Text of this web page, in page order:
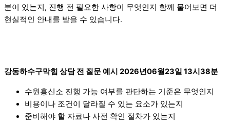
분이 있는지, 진행 전 필요한 사항이 무엇인지 함께 물어보면 더
현실적인 안내를 받을 수 있습니다.
강동하수구막힘 상담 전 질문 예시 2026년06월23일 13시38분
수원흥신소 진행 가능 여부를 판단하는 기준은 무엇인지
비용이나 조건이 달라질 수 있는 요소가 있는지
준비해야 할 자료나 사전 확인 절차가 있는지